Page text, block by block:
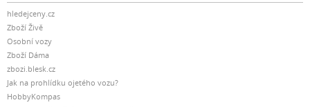
hledejceny.cz
Zboží Živě
Osobní vozy
Zboží Dáma
zbozi.blesk.cz
Jak na prohlídku ojetého vozu?
HobbyKompas